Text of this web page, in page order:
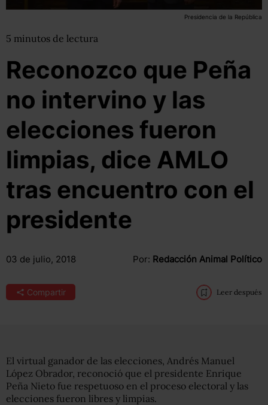
Presidencia de la República
5 minutos de lectura
Reconozco que Peña
no intervino y las
elecciones fueron
limpias, dice AMLO
tras encuentro con el
presidente
03 de julio, 2018 Por: Redacción Animal Político
Compartir Leer después
El virtual ganador de las elecciones, Andrés Manuel
López Obrador, reconoció que el presidente Enrique
Peña Nieto fue respetuoso en el proceso electoral y las
elecciones fueron libres y limpias.